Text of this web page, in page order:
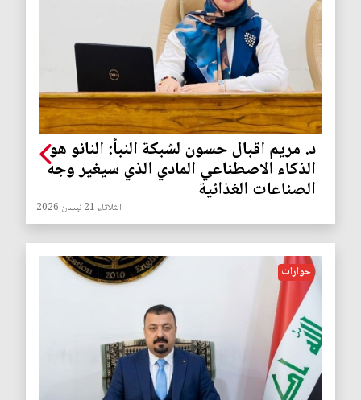
د. مريم اقبال حسون لشبكة النبأ: النانو هو
الذكاء الاصطناعي المادي الذي سيغير وجه
الصناعات الغذائية
الثلاثاء 21 نيسان 2026
حوارات